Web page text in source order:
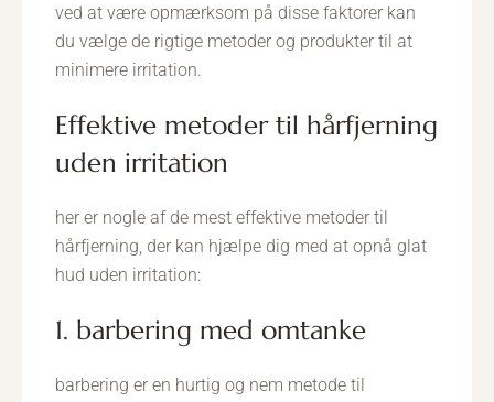
ved at være opmærksom på disse faktorer kan
du vælge de rigtige metoder og produkter til at
minimere irritation.
effektive metoder til hårfjerning
uden irritation
her er nogle af de mest effektive metoder til
hårfjerning, der kan hjælpe dig med at opnå glat
hud uden irritation:
1. barbering med omtanke
barbering er en hurtig og nem metode til